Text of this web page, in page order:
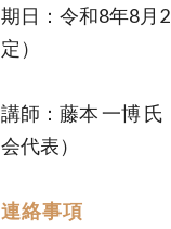
期日：令和8年8
定）
講師：藤本 一博
会代表）
連絡事項